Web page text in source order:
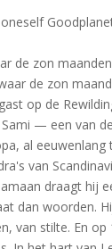
de zon